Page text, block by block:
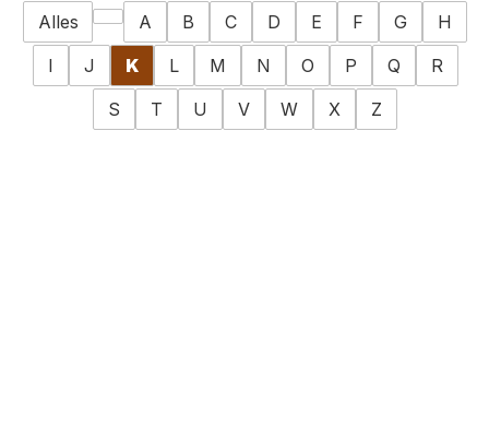
Alles A B C D E F G
H
I
J K L M N O P Q
R
S
T U V W X Z